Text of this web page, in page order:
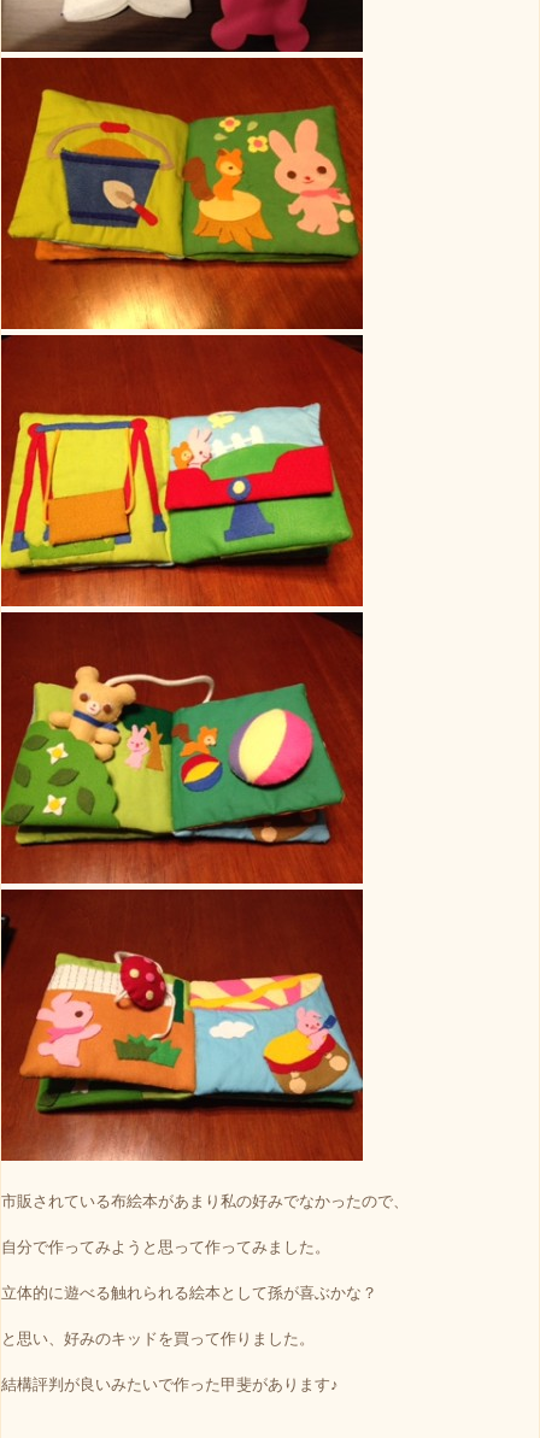
市販されている布絵本があまり私の好みでなかったので、
自分で作ってみようと思って作ってみました。
立体的に遊べる触れられる絵本として孫が喜ぶかな？
と思い、好みのキッドを買って作りました。
結構評判が良いみたいで作った甲斐があります♪